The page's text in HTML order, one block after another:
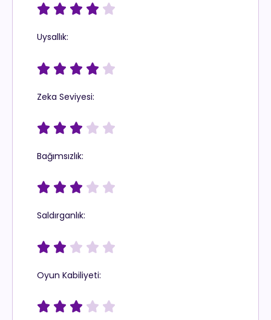
    
Uysallık:
    
Zeka Seviyesi:
    
Bağımsızlık:
    
Saldırganlık:
    
Oyun Kabiliyeti:
    